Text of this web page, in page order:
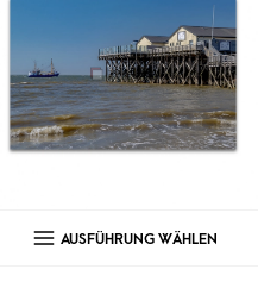
AUSFÜHRUNG WÄHLEN